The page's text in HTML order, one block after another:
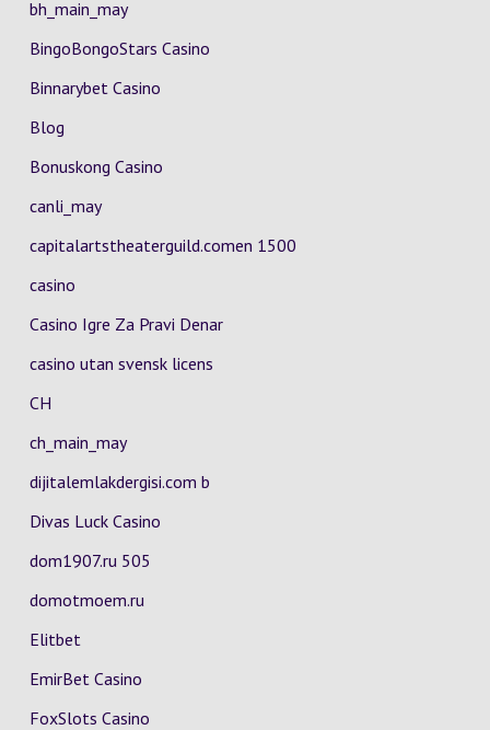
bh_main_may
BingoBongoStars Casino
Binnarybet Casino
Blog
Bonuskong Casino
canli_may
capitalartstheaterguild.comen 1500
casino
Casino Igre Za Pravi Denar
casino utan svensk licens
CH
ch_main_may
dijitalemlakdergisi.com b
Divas Luck Casino
dom1907.ru 505
domotmoem.ru
Elitbet
EmirBet Casino
FoxSlots Casino